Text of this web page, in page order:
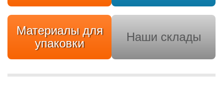
Материалы для
упаковки
Наши склады